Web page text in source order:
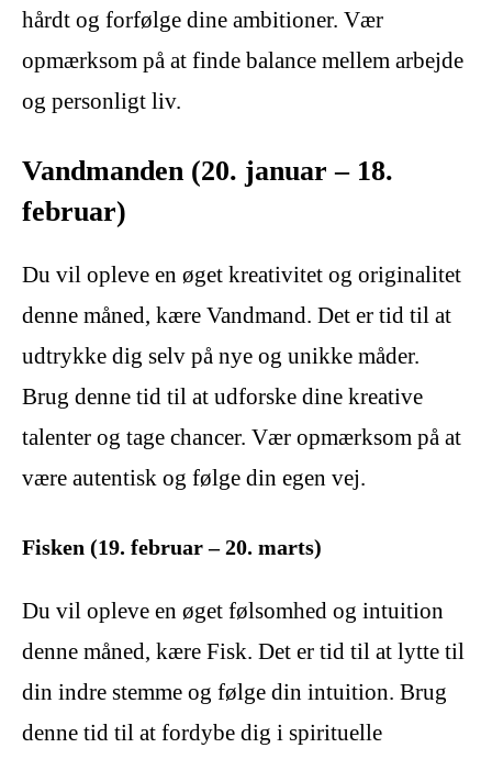
hårdt og forfølge dine ambitioner. Vær
opmærksom på at finde balance mellem arbejde
og personligt liv.
Vandmanden (20. januar – 18.
februar)
Du vil opleve en øget kreativitet og originalitet
denne måned, kære Vandmand. Det er tid til at
udtrykke dig selv på nye og unikke måder.
Brug denne tid til at udforske dine kreative
talenter og tage chancer. Vær opmærksom på at
være autentisk og følge din egen vej.
Fisken (19. februar – 20. marts)
Du vil opleve en øget følsomhed og intuition
denne måned, kære Fisk. Det er tid til at lytte til
din indre stemme og følge din intuition. Brug
denne tid til at fordybe dig i spirituelle